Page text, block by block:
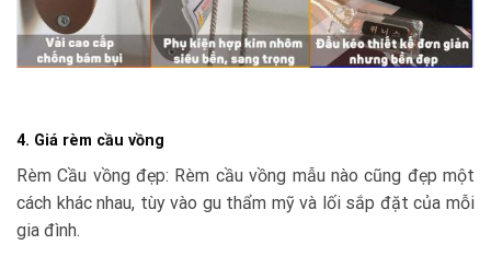
4. Giá rèm cầu vồng
Rèm Cầu vồng đẹp: Rèm cầu vồng mẫu nào cũng đẹp một
cách khác nhau, tùy vào gu thẩm mỹ và lối sắp đặt của mỗi
gia đình.